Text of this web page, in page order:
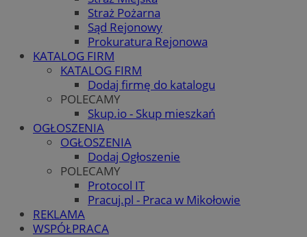
Straż Pożarna
Sąd Rejonowy
Prokuratura Rejonowa
KATALOG FIRM
KATALOG FIRM
Dodaj firmę do katalogu
POLECAMY
Skup.io - Skup mieszkań
OGŁOSZENIA
OGŁOSZENIA
Dodaj Ogłoszenie
POLECAMY
Protocol IT
Pracuj.pl - Praca w Mikołowie
REKLAMA
WSPÓŁPRACA